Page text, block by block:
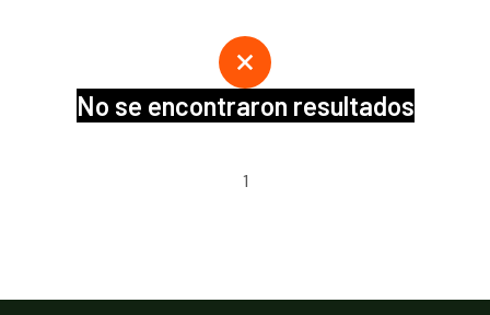
No se encontraron resultados
1